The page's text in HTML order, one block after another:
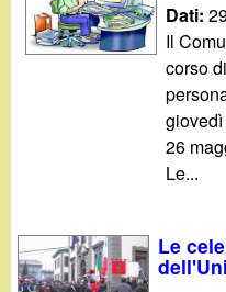
Dati:
Il
corso
26
Le...
Le